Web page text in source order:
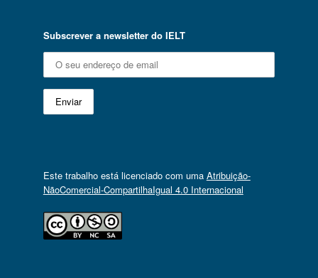
Subscrever a newsletter do IELT
Este trabalho está licenciado com uma Atribuição-
NãoComercial-CompartilhaIgual 4.0 Internacional